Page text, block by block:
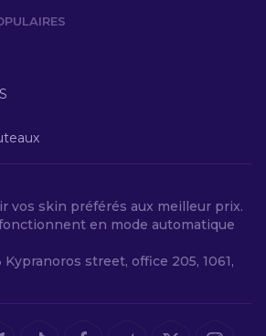
vos skin préférés aux meilleur prix.
en mode automatique
Kypranoros street, office 205, 1061,